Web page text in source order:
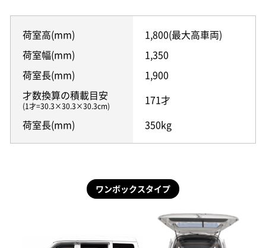
荷室高(mm)
1,800(最大高車両)
荷室幅(mm)
1,350
荷室長(mm)
1,900
才数換算の積載目安
(1才=30.3×30.3×30.3cm)
171才
荷室長(mm)
350kg
ワンボックスタイプ